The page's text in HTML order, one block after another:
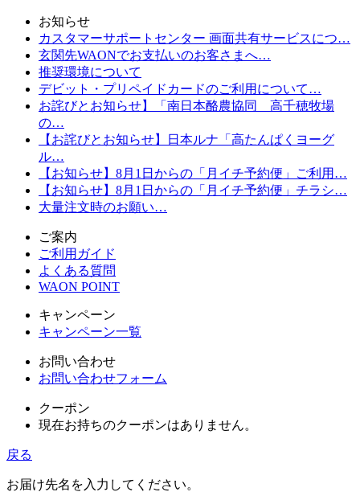
お知らせ
カスタマーサポートセンター 画面共有サービスにつ…
玄関先WAONでお支払いのお客さまへ…
推奨環境について
デビット・プリペイドカードのご利用について…
お詫びとお知らせ】「南日本酪農協同 高千穂牧場
の…
【お詫びとお知らせ】日本ルナ「高たんぱくヨーグ
ル…
【お知らせ】8月1日からの「月イチ予約便」ご利用…
【お知らせ】8月1日からの「月イチ予約便」チラシ…
大量注文時のお願い…
ご案内
ご利用ガイド
よくある質問
WAON POINT
キャンペーン
キャンペーン一覧
お問い合わせ
お問い合わせフォーム
クーポン
現在お持ちのクーポンはありません。
戻る
お届け先名を入力してください。